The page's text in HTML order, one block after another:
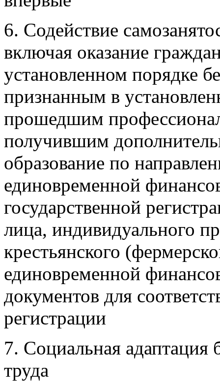
6. Содействие
включая оказание
установленном порядке
признанным в
прошедшим
получившим
образование по
единовременной
государственной
лица, индивидуального
крестьянского
единовременной
документов для
регистрации
7. Социальная адаптация
труда